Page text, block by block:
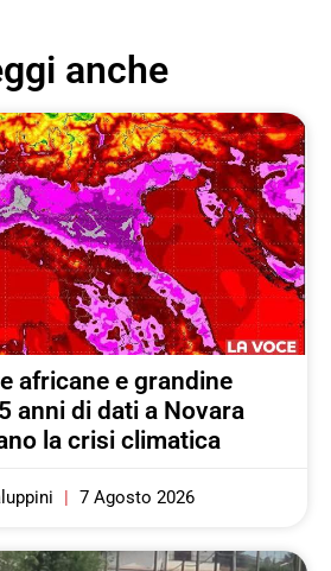
anche
africane e grandine
anni di dati a Novara
la crisi climatica
7 Agosto 2026